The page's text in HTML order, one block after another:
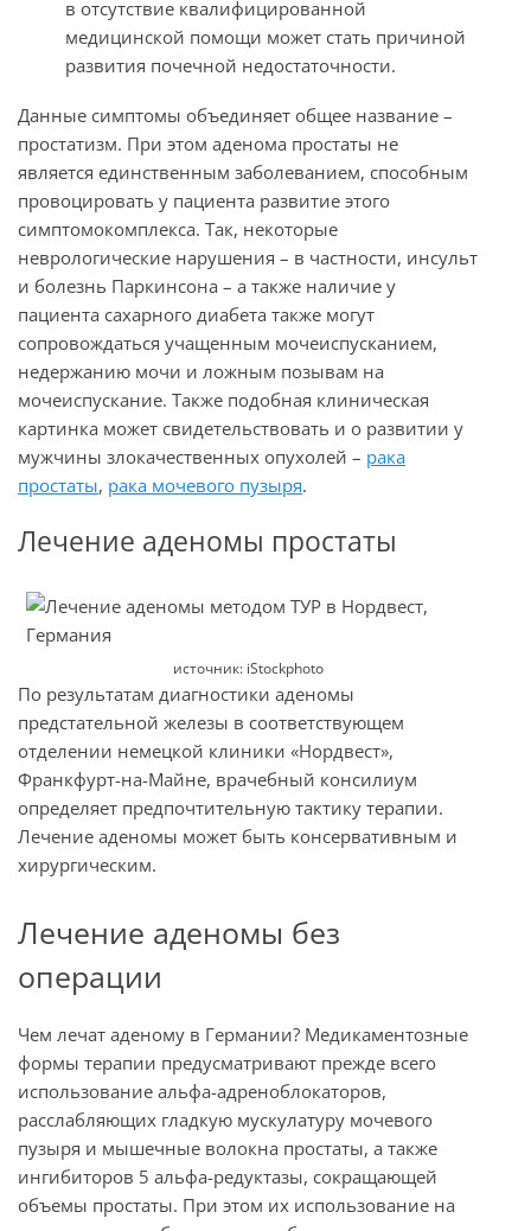
в отсутствие квалифицированной
медицинской помощи может стать причиной
развития почечной недостаточности.
Данные симптомы объединяет общее название –
простатизм. При этом аденома простаты не
является единственным заболеванием, способным
провоцировать у пациента развитие этого
симптомокомплекса. Так, некоторые
неврологические нарушения – в частности, инсульт
и болезнь Паркинсона – а также наличие у
пациента сахарного диабета также могут
сопровождаться учащенным мочеиспусканием,
недержанию мочи и ложным позывам на
мочеиспускание. Также подобная клиническая
картинка может свидетельствовать и о развитии у
мужчины злокачественных опухолей – рака
простаты, рака мочевого пузыря.
Лечение аденомы простаты
источник: iStockphoto
По результатам диагностики аденомы
предстательной железы в соответствующем
отделении немецкой клиники «Нордвест»,
Франкфурт-на-Майне, врачебный консилиум
определяет предпочтительную тактику терапии.
Лечение аденомы может быть консервативным и
хирургическим.
Лечение аденомы без
операции
Чем лечат аденому в Германии? Медикаментозные
формы терапии предусматривают прежде всего
использование альфа-адреноблокаторов,
расслабляющих гладкую мускулатуру мочевого
пузыря и мышечные волокна простаты, а также
ингибиторов 5 альфа-редуктазы, сокращающей
объемы простаты. При этом их использование на